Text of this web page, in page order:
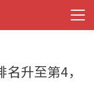
升至第4，